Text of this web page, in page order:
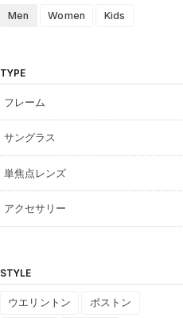
Men Women Kids
TYPE
フレーム
サングラス
単焦点レンズ
アクセサリー
STYLE
ウエリントン ボストン